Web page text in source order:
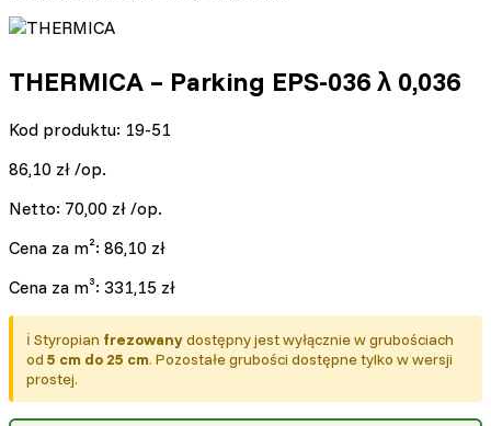
THERMICA – Parking EPS-036 λ 0,036
Kod produktu: 19-51
86,10 zł /op.
Netto: 70,00 zł /op.
Cena za m²: 86,10 zł
Cena za m³: 331,15 zł
ℹ️ Styropian frezowanydostępny jest wyłącznie w grubościach
od 5 cm do 25 cm. Pozostałe grubości dostępne tylko w wersji
prostej.